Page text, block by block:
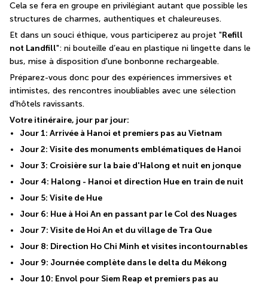
Cela se fera en groupe en privilégiant autant que possible les
structures de charmes, authentiques et chaleureuses.
Et dans un souci éthique, vous participerez au projet "Refill
not Landfill": ni bouteille d’eau en plastique ni lingette dans le
bus, mise à disposition d'une bonbonne rechargeable.
Préparez-vous donc pour des expériences immersives et
intimistes, des rencontres inoubliables avec une sélection
d'hôtels ravissants.
Votre itinéraire, jour par jour:
Jour 1: Arrivée à Hanoi et premiers pas au Vietnam
Jour 2: Visite des monuments emblématiques de Hanoi
Jour 3: Croisière sur la baie d'Halong et nuit en jonque
Jour 4: Halong - Hanoi et direction Hue en train de nuit
Jour 5: Visite de Hue
Jour 6: Hue à Hoi An en passant par le Col des Nuages
Jour 7: Visite de Hoi An et du village de Tra Que
Jour 8: Direction Ho Chi Minh et visites incontournables
Jour 9: Journée complète dans le delta du Mékong
Jour 10: Envol pour Siem Reap et premiers pas au